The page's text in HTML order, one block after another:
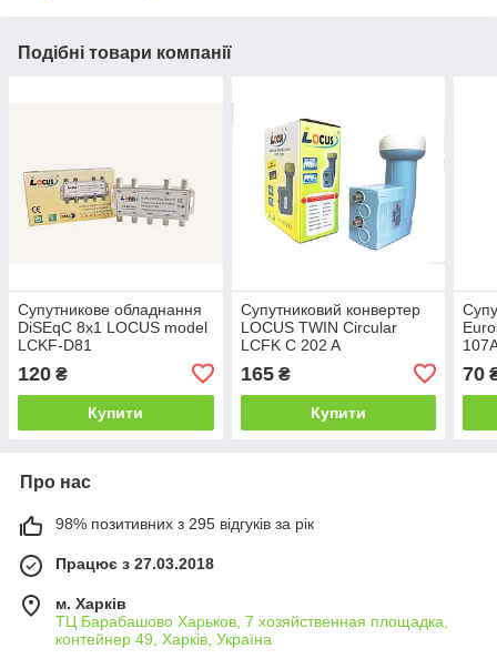
Подібні товари компанії
Супутникове обладнання
DiSEqC 8х1 LOCUS model
LCKF-D81
120 ₴
Купити
Супутниковий конвертер
LOCUS TWIN Circular
LCFK C 202 A
165₴
Купити
70
Про нас
98% позитивних з 295 відгуків за рік
Працює з 27.03.2018
м. Харків
ТЦ Барабашово Харьков, 7 хозяйственная площадка,
контейнер 49, Харків, Україна